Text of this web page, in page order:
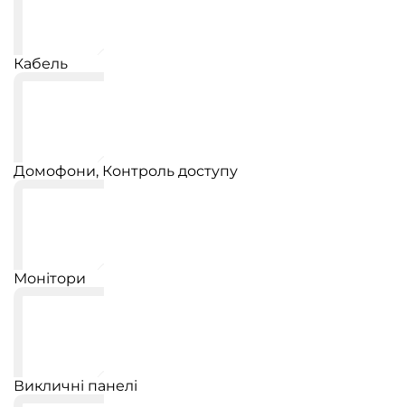
Кабель
Домофони, Контроль доступу
Монітори
Викличні панелі